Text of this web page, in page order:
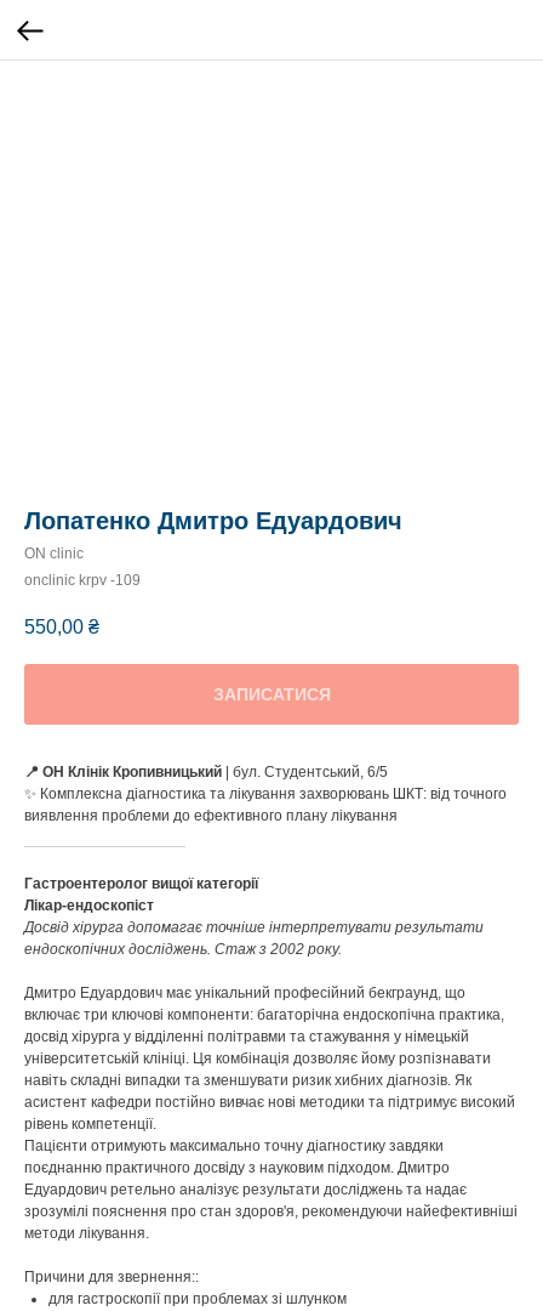
Лопатенко Дмитро Едуардович
ON clinic
onclinic krpv -109
550,00 ₴
ЗАПИСАТИСЯ
📍 ОН Клінік Кропивницький
| бул. Студентський, 6/5
✨ Комплексна діагностика та лікування захворювань ШКТ: від точного
виявлення проблеми до ефективного плану лікування
Гастроентеролог вищої категорії
Лікар-ендоскопіст
Досвід хірурга допомагає точніше інтерпретувати результати
ендоскопічних досліджень. Стаж з 2002 року.
Дмитро Едуардович має унікальний професійний бекграунд, що
включає три ключові компоненти: багаторічна ендоскопічна практика,
досвід хірурга у відділенні політравми та стажування у німецькій
університетській клініці. Ця комбінація дозволяє йому розпізнавати
навіть складні випадки та зменшувати ризик хибних діагнозів. Як
асистент кафедри постійно вивчає нові методики та підтримує високий
рівень компетенції.
Пацієнти отримують максимально точну діагностику завдяки
поєднанню практичного досвіду з науковим підходом. Дмитро
Едуардович ретельно аналізує результати досліджень та надає
зрозумілі пояснення про стан здоров'я, рекомендуючи найефективніші
методи лікування.
Причини для звернення::
для гастроскопії при проблемах зі шлунком